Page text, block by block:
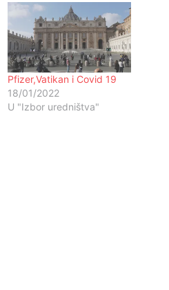
Pfizer,Vatikan i Covid 19
18/01/2022
U "Izbor uredništva"